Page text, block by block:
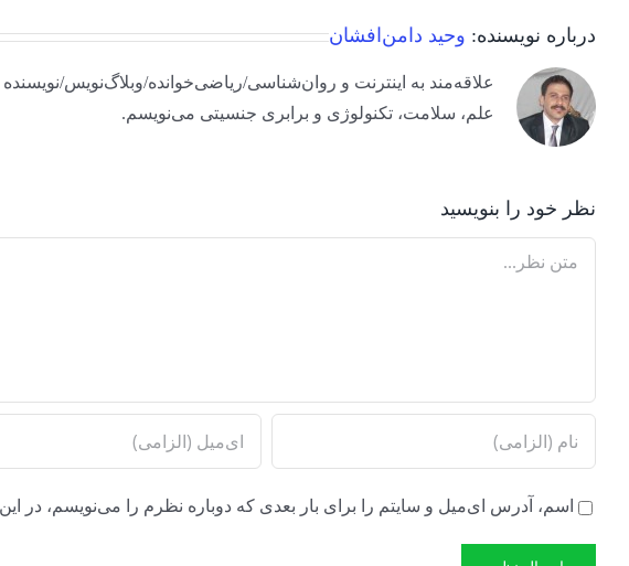
درباره نویسنده: وحید دامن‌افشان
علم، سلامت، تکنولوژی و برابری جنسیتی می‌نویسم.
نظر خود را بنویسید
Comment
اسم، آدرس ای‌میل و سایتم را برای بار بعدی که دوباره نظرم را می‌نویسم، در